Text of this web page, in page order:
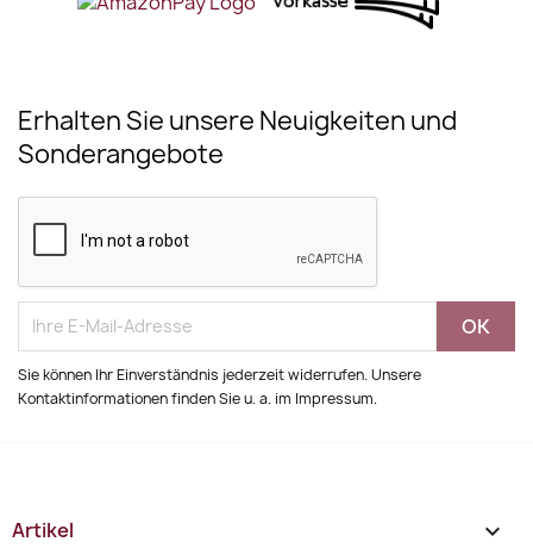
Erhalten Sie unsere Neuigkeiten und
Sonderangebote
Sie können Ihr Einverständnis jederzeit widerrufen. Unsere
Kontaktinformationen finden Sie u. a. im Impressum.
Artikel 